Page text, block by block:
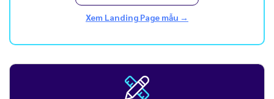
Xem Landing Page mẫu →